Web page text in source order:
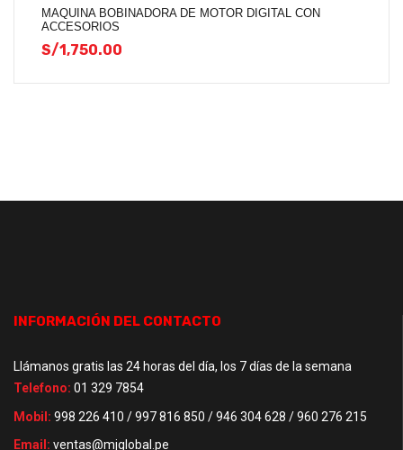
MAQUINA BOBINADORA DE MOTOR DIGITAL CON
ACCESORIOS
S/1,750.00
INFORMACIÓN DEL CONTACTO
Llámanos gratis las 24 horas del día, los 7 días de la semana
Telefono: 01 329 7854
Mobil: 998 226 410 / 997 816 850 / 946 304 628 / 960 276 215
Email: ventas@mjglobal.pe